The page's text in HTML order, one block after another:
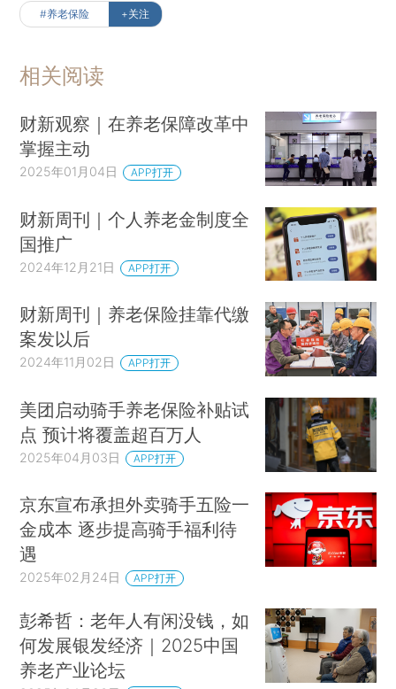
#养老保险 +关注
相关阅读
财新观察｜在养老保障改革中
掌握主动
2025年01月04日 APP打开
财新周刊｜个人养老金制度全
国推广
2024年12月21日 APP打开
财新周刊｜养老保险挂靠代缴
案发以后
2024年11月02日 APP打开
美团启动骑手养老保险补贴试
点 预计将覆盖超百万人
2025年04月03日 APP打开
京东宣布承担外卖骑手五险一
金成本 逐步提高骑手福利待
遇
2025年02月24日 APP打开
彭希哲：老年人有闲没钱，如
何发展银发经济｜2025中国
养老产业论坛